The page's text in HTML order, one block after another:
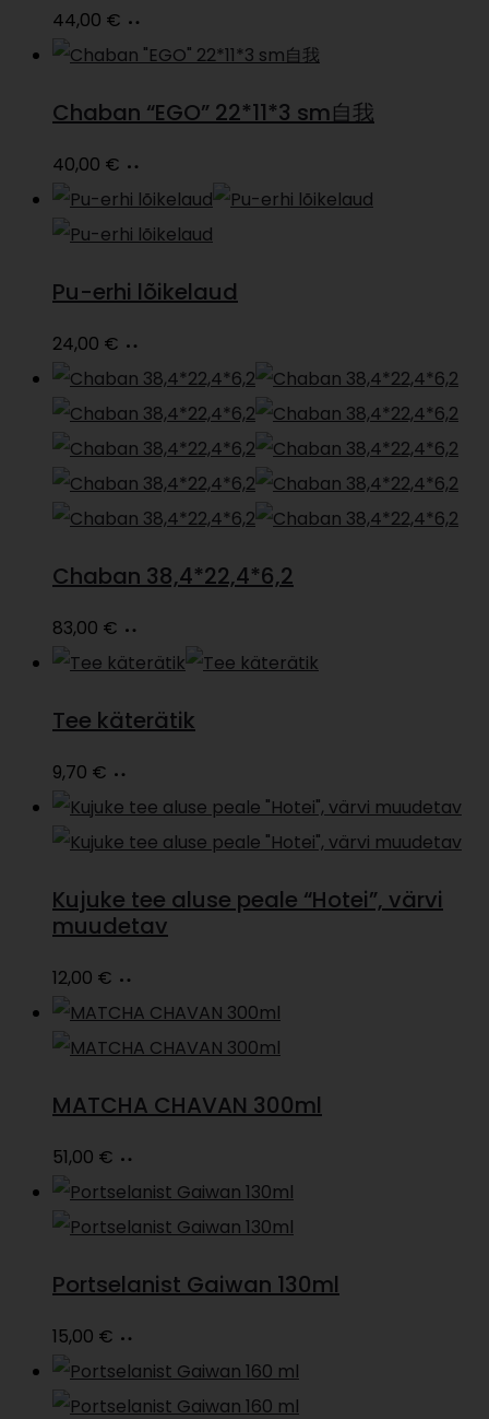
44,00 €
edasi
Chaban “EGO” 22*11*3 sm自我
40,00 €
edasi
Pu-erhi lõikelaud
24,00 €
edasi
Chaban 38,4*22,4*6,2
83,00 €
edasi
Tee käterätik
9,70 €
edasi
Kujuke tee aluse peale “Hotei”, värvi
muudetav
12,00 €
edasi
MATCHA CHAVAN 300ml
51,00 €
edasi
Portselanist Gaiwan 130ml
15,00 €
edasi